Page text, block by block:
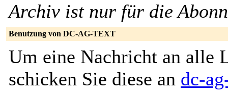
Archiv ist nur für die
Benutzung von DC-AG-TEXT
Um eine Nachricht an alle
schicken Sie diese an dc-